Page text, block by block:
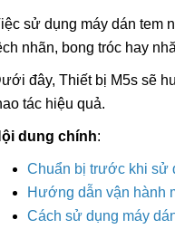
sử dụng máy dán tem
nhãn, bong tróc hay
đây, Thiết bị M5s sẽ
tác hiệu quả.
dung chính:
Chuẩn bị trước khi sử
Hướng dẫn vận hành
Cách sử dụng máy
Máy In Date Tem
Động Stronger
8.800.000đ
Chọn sản